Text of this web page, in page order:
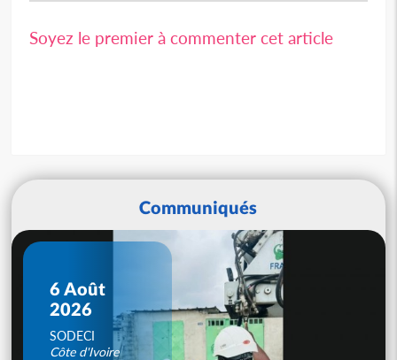
Soyez le premier à commenter cet article
Communiqués
6 Août
2026
SODECI
Côte d'Ivoire